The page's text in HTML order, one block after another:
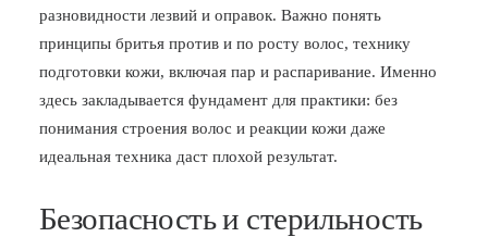
разновидности лезвий и оправок. Важно понять
принципы бритья против и по росту волос, технику
подготовки кожи, включая пар и распаривание. Именно
здесь закладывается фундамент для практики: без
понимания строения волос и реакции кожи даже
идеальная техника даст плохой результат.
Безопасность и стерильность